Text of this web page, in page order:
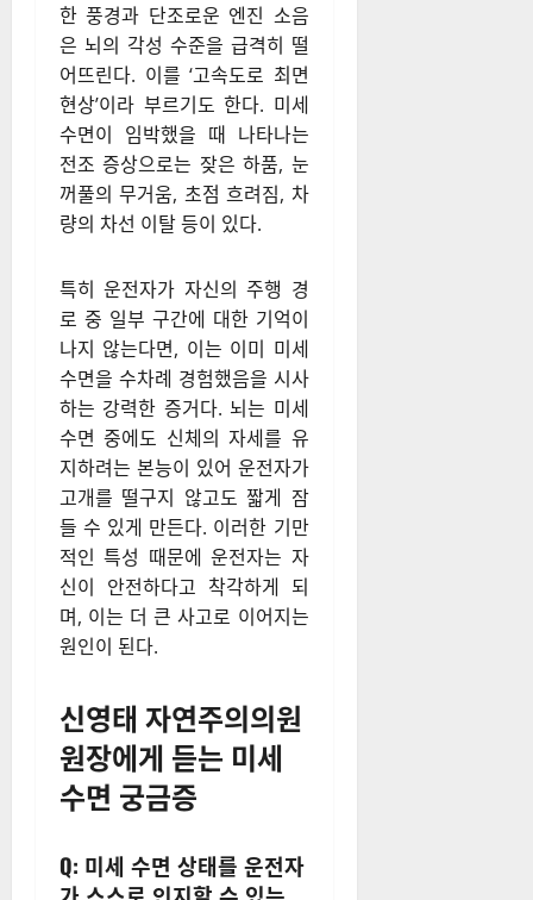
한 풍경과 단조로운 엔진 소음
은 뇌의 각성 수준을 급격히 떨
어뜨린다. 이를 ‘고속도로 최면
현상’이라 부르기도 한다. 미세
수면이 임박했을 때 나타나는
전조 증상으로는 잦은 하품, 눈
꺼풀의 무거움, 초점 흐려짐, 차
량의 차선 이탈 등이 있다.
특히 운전자가 자신의 주행 경
로 중 일부 구간에 대한 기억이
나지 않는다면, 이는 이미 미세
수면을 수차례 경험했음을 시사
하는 강력한 증거다. 뇌는 미세
수면 중에도 신체의 자세를 유
지하려는 본능이 있어 운전자가
고개를 떨구지 않고도 짧게 잠
들 수 있게 만든다. 이러한 기만
적인 특성 때문에 운전자는 자
신이 안전하다고 착각하게 되
며, 이는 더 큰 사고로 이어지는
원인이 된다.
신영태 자연주의의원
원장에게 듣는 미세
수면 궁금증
Q: 미세 수면 상태를 운전자